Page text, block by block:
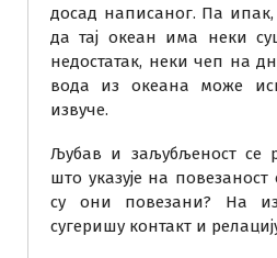
досад написаног. Па
да тај океан има неки
недостатак, неки чеп на
вода из океана може
извуче.
Љубав и заљубљеност се
што указује на
су они повезани? На
сугеришу контакт и